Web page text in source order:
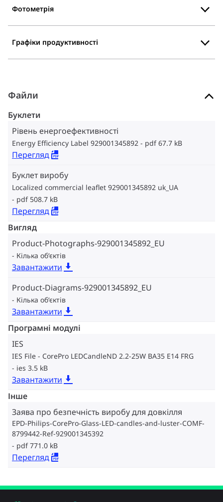
Фотометрія
Графіки продуктивності
Файли
Буклети
Рівень енергоефективності
Energy Efficiency Label 929001345892 pdf 67.7 kB
Перегляд
Буклет виробу
Localized commercial leaflet 929001345892 uk_UA
pdf 508.7 kB
Перегляд
Вигляд
Product-Photographs-929001345892_EU
Кілька об‘єктів
Завантажити
Product-Diagrams-929001345892_EU
Кілька об‘єктів
Завантажити
Програмні модулі
IES
IES File - CorePro LEDCandleND 2.2-25W BA35 E14 FRG
ies 3.5 kB
Завантажити
Інше
Заява про безпечність виробу для довкілля
EPD-Philips-CorePro-Glass-LED-candles-and-luster-COMF-
8799442-Ref-929001345392
pdf 771.0 kB
Перегляд